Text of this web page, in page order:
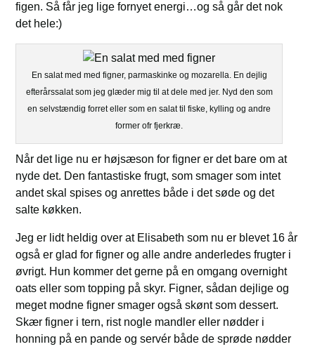
figen. Så får jeg lige fornyet energi…og så går det nok
det hele:)
En salat med med figner, parmaskinke og mozarella. En dejlig
efterårssalat som jeg glæder mig til at dele med jer. Nyd den som
en selvstændig forret eller som en salat til fiske, kylling og andre
former ofr fjerkræ.
Når det lige nu er højsæson for figner er det bare om at
nyde det. Den fantastiske frugt, som smager som intet
andet skal spises og anrettes både i det søde og det
salte køkken.
Jeg er lidt heldig over at Elisabeth som nu er blevet 16 år
også er glad for figner og alle andre anderledes frugter i
øvrigt. Hun kommer det gerne på en omgang overnight
oats eller som topping på skyr. Figner, sådan dejlige og
meget modne figner smager også skønt som dessert.
Skær figner i tern, rist nogle mandler eller nødder i
honning på en pande og servér både de sprøde nødder